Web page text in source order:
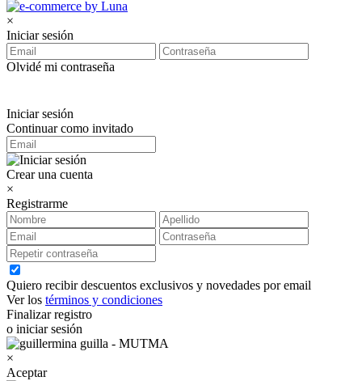
×
Iniciar sesión
Olvidé mi contraseña
Iniciar sesión
Continuar como invitado
Crear una cuenta
×
Registrarme
Quiero recibir descuentos exclusivos y novedades por email
Ver los términos y condiciones
Finalizar registro
o iniciar sesión
×
Aceptar